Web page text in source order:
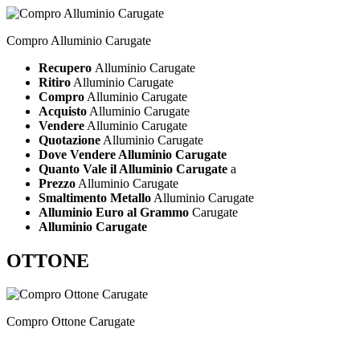
Compro Alluminio Carugate
Recupero Alluminio Carugate
Ritiro Alluminio Carugate
Compro Alluminio Carugate
Acquisto Alluminio Carugate
Vendere Alluminio Carugate
Quotazione Alluminio Carugate
Dove Vendere Alluminio Carugate
Quanto Vale il Alluminio Carugate a
Prezzo Alluminio Carugate
Smaltimento Metallo Alluminio Carugate
Alluminio Euro al Grammo Carugate
Alluminio Carugate
OTTONE
Compro Ottone Carugate